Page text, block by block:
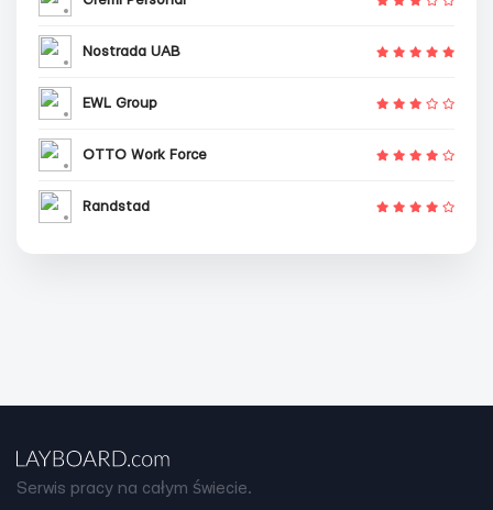
Nostrada UAB
EWL Group
OTTO Work Force
Randstad
Serwis pracy na całym świecie.